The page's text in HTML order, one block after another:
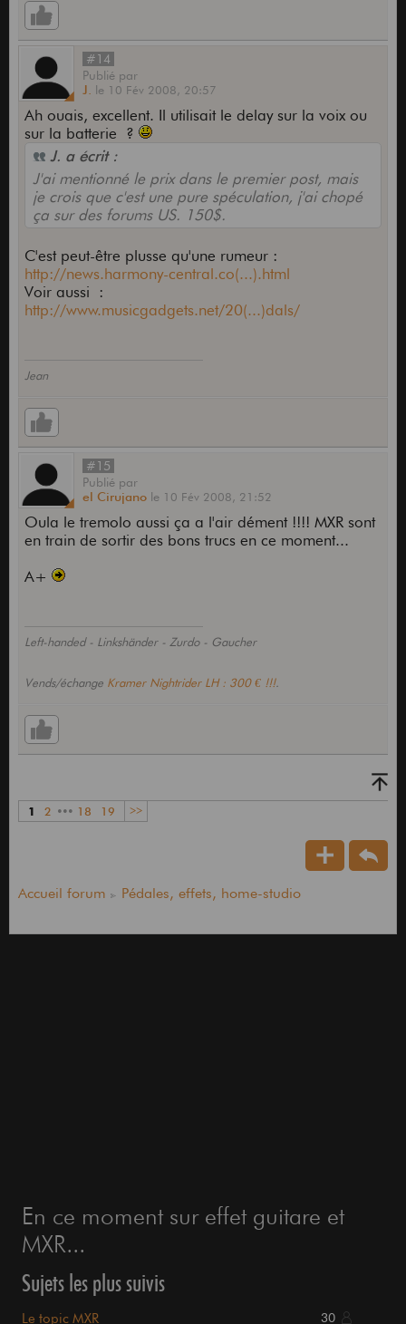
#14
Publié par
J.
le 10 Fév 2008, 20:57
Ah ouais, excellent. Il utilisait le delay sur la voix ou
sur la batterie ?
J. a écrit :
J'ai mentionné le prix dans le premier post, mais
je crois que c'est une pure spéculation, j'ai chopé
ça sur des forums US. 150$.
C'est peut-être plusse qu'une rumeur :
http://news.harmony-central.co(...).html
Voir aussi :
http://www.musicgadgets.net/20(...)dals/
Jean
#15
Publié par
el Cirujano le 10 Fév 2008, 21:52
Oula le tremolo aussi ça a l'air dément !!!! MXR sont
en train de sortir des bons trucs en ce moment...
A+
Left-handed - Linkshänder - Zurdo - Gaucher
Vends/échange Kramer Nightrider LH : 300 € !!!.
1 2 ••• 18 19 >>
Accueil forum Pédales, effets, home-studio
En ce moment sur effet guitare et
MXR...
Sujets les plus suivis
Le topic MXR 30